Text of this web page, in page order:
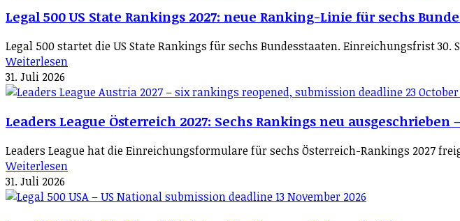
Legal 500 US State Rankings 2027: neue Ranking-Linie für sechs
Legal 500 startet die US State Rankings für sechs Bundesstaaten. Einreichungsfrist
Weiterlesen
31. Juli 2026
Leaders League Österreich 2027: Sechs Rankings neu ausgeschrieben
Leaders League hat die Einreichungsformulare für sechs Österreich-Rankings 2027
Weiterlesen
31. Juli 2026